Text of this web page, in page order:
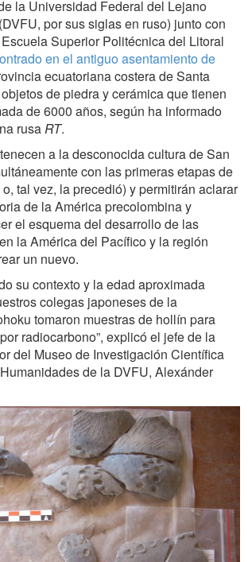
la Universidad Federal del Lejano
por sus siglas en ruso) junto con
Superior Politécnica del Litoral
en el antiguo asentamiento de
ecuatoriana costera de Santa
de piedra y cerámica que tienen
de 6000 años, según ha informado
rusaRT.
a la desconocida cultura de San
con las primeras etapas de
tal vez, la precedió) y permitirán aclarar
de la América precolombina y
el esquema del desarrollo de las
la América del Pacífico y la región
un nuevo.
su contexto y la edad aproximada
colegas japoneses de la
tomaron muestras de hollín para
radiocarbono”, explicó el jefe de la
del Museo de Investigación Científica
de la DVFU, Alexánder